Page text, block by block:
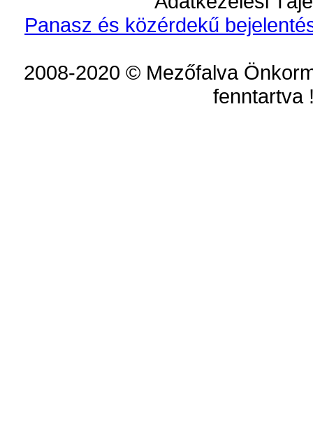
Panasz és közérdekű
2008-2020 © Mezőfalva
fenntartva